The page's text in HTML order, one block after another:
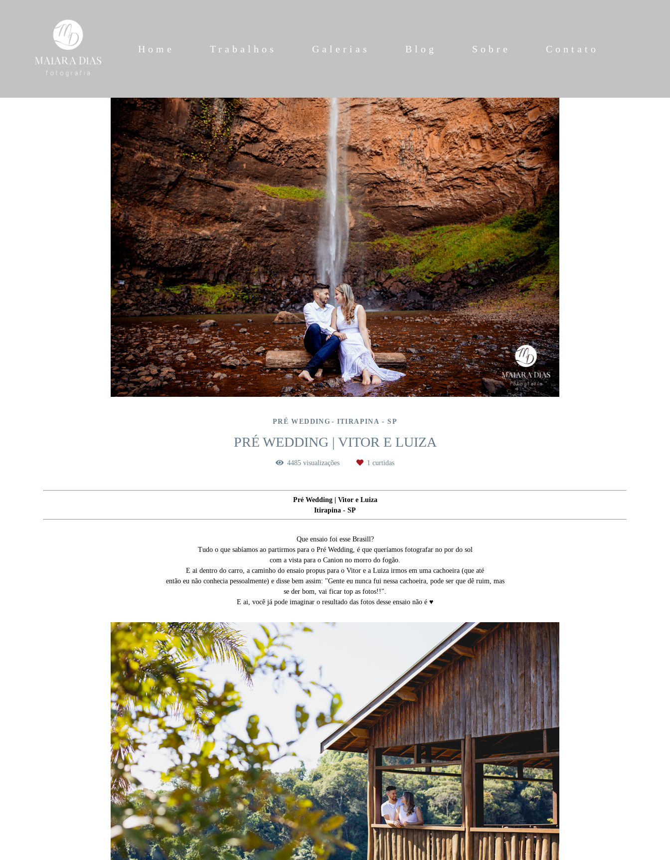
Home Trabalhos Galerias Blog Sobre Contato
PRÉ WEDDING ITIRAPINA - SP
PRÉ WEDDING | VITOR E LUIZA
4485 visualizações 1 curtidas
Pré Wedding | Vitor e Luiza
Itirapina - SP
Que ensaio foi esse Brasill?
Tudo o que sabíamos ao partirmos para o Pré Wedding, é que queríamos fotografar no por do sol
com a vista para o Canion no morro do fogão.
E ai dentro do carro, a caminho do ensaio propus para o Vitor e a Luiza irmos em uma cachoeira (que até
então eu não conhecia pessoalmente) e disse bem assim: "Gente eu nunca fui nessa cachoeira, pode ser que dê ruim, mas
se der bom, vai ficar top as fotos!!".
E ai, você já pode imaginar o resultado das fotos desse ensaio não é ♥